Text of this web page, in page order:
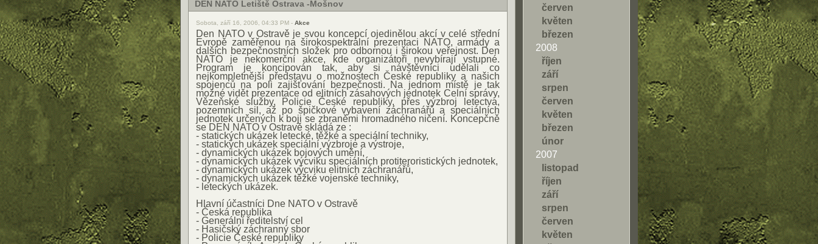
DEN NATO Letiště Ostrava -Mošnov
Sobota, září 16, 2006, 04:33 PM - Akce
Den NATO v Ostravě je svou koncepcí ojedinělou akcí v celé střední
Evropě zaměřenou na širokospektrální prezentaci NATO, armády a
dalších bezpečnostních složek pro odbornou i širokou veřejnost. Den
NATO je nekomerční akce, kde organizátoři nevybírají vstupné.
Program je koncipován tak, aby si návštěvníci udělali co
nejkompletnější představu o možnostech České republiky a našich
spojenců na poli zajišťování bezpečnosti. Na jednom místě je tak
možné vidět prezentace od elitních zásahových jednotek Celní správy,
Vězeňské služby, Policie České republiky, přes výzbroj letectva,
pozemních sil, až po špičkové vybavení záchranářů a speciálních
jednotek určených k boji se zbraněmi hromadného ničení. Koncepčně
se DEN NATO v Ostravě skládá ze :
- statických ukázek letecké, těžké a speciální techniky,
- statických ukázek speciální výzbroje a výstroje,
- dynamických ukázek bojových umění,
- dynamických ukázek výcviku speciálních protiteroristických jednotek,
- dynamických ukázek výcviku elitních záchranářů,
- dynamických ukázek těžké vojenské techniky,
- leteckých ukázek.
Hlavní účastníci Dne NATO v Ostravě
- Česká republika
- Generální ředitelství cel
- Hasičský záchranný sbor
- Policie České republiky
červen
květen
březen
2008
říjen
září
srpen
červen
květen
březen
únor
2007
listopad
říjen
září
srpen
červen
květen